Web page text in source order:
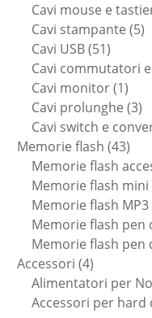
Cavi mouse e
Cavi stampante 55
Cavi USB 5151
Cavi commutatori
Cavi monitor 11
Cavi prolunghe 33
Cavi switch e
Memorie flash 4343
Memorie flash
Memorie flash
Memorie flash
Memorie flash pen
Memorie flash pen
Accessori 44
prodotti
Alimentatori per
Accessori per hard